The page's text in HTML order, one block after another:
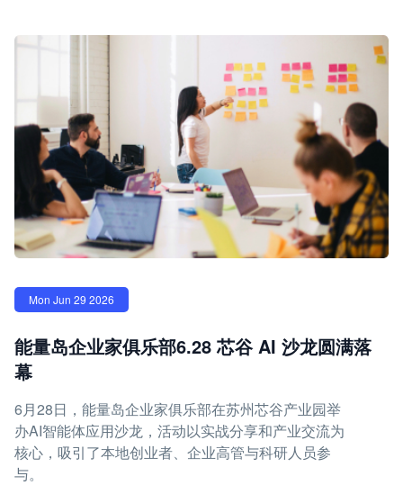
Mon Jun 29 2026
能量岛企业家俱乐部6.28 芯谷 AI 沙龙圆满落
幕
6月28日，能量岛企业家俱乐部在苏州芯谷产业园举
办AI智能体应用沙龙，活动以实战分享和产业交流为
核心，吸引了本地创业者、企业高管与科研人员参
与。